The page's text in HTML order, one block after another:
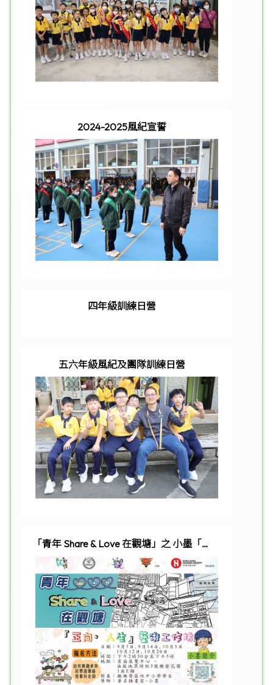
2024-2025風紀宣誓
四年級訓練日營
五六年級風紀及團隊訓練日營
「青年 Share & Love 在觀塘」之 小墨「正
向•人生」藝術工作坊